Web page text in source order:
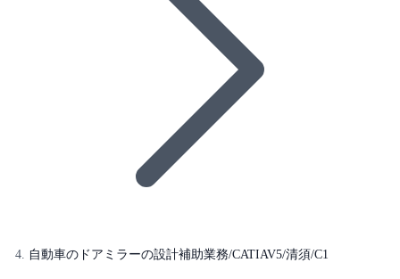
自動車のドアミラーの設計補助業務/CATIAV5/清須/C1